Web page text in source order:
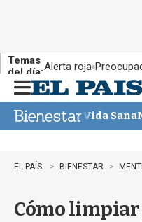
Temas
del día:Alerta roja
n
u
Vida Sana
EL PAÍS BIENESTAR
Cómo